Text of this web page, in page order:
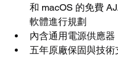
和 macOS 的免費
軟體進行規劃
內含通用電源供應器
五年原廠保固與技術